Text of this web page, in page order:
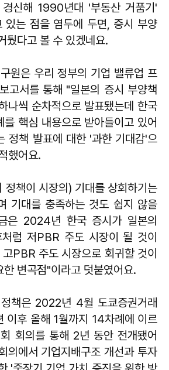
신해 1990년대 '부동산 거품기'
있는 점을 염두에 두면, 증시 부양
뒀다고 볼 수 있겠네요.
원은 우리 정부의 기업 밸류업 프
고서를 통해 "일본의 증시 부양책
나씩 순차적으로 발표됐는데 한국
를 핵심 내용으로 받아들이고 있어
정책 발표에 대한 '과한 기대감'으
했어요.
정책이 시장의) 기대를 상회하기는
기대를 충족하는 것도 쉽지 않을
은 2024년 한국 증시가 일본의
럼 저PBR 주도 시장이 될 것이
PBR 주도 시장으로 회귀할 것이
한 변곡점"이라고 덧붙였어요.
책은 2022년 4월 도쿄증권거래
이후 올해 1월까지 14차례에 이르
회의를 통해 2년 동안 전개됐어
의에서 기업지배구조 개선과 투자